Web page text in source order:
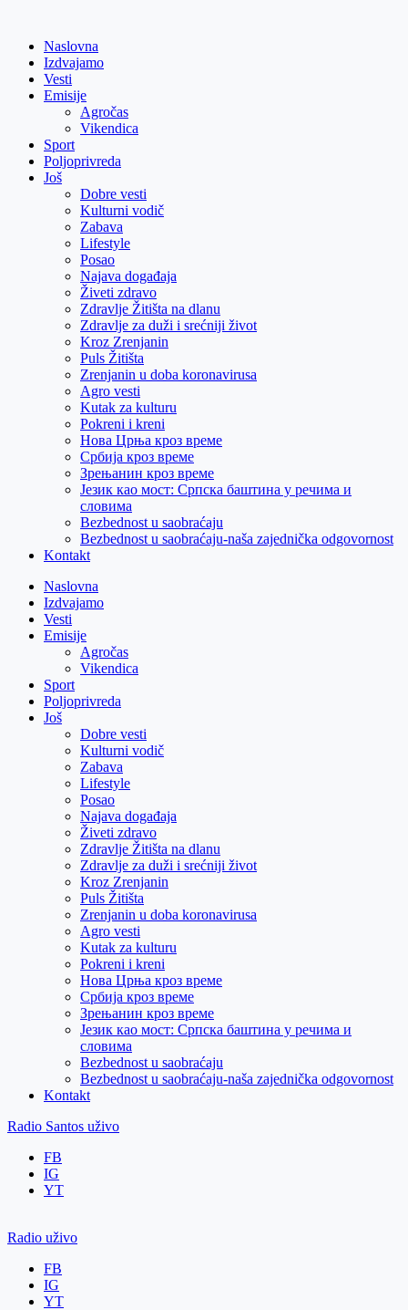
contentNaslovna
Izdvajamo
Vesti
Emisije
Agročas
Vikendica
Sport
Poljoprivreda
Još
Dobre vesti
Kulturni vodič
Zabava
Lifestyle
Posao
Najava događaja
Živeti zdravo
Zdravlje Žitišta na dlanu
Zdravlje za duži i srećniji život
Kroz Zrenjanin
Puls Žitišta
Zrenjanin u doba koronavirusa
Agro vesti
Kutak za kulturu
Pokreni i kreni
Нова Црња кроз време
Србија кроз време
Зрењанин кроз време
Језик као мост: Српска баштина у речима и
словима
Bezbednost u saobraćaju
Bezbednost u saobraćaju-naša zajednička odgovornost
Kontakt
Naslovna
Izdvajamo
Vesti
Emisije
Agročas
Vikendica
Sport
Poljoprivreda
Još
Dobre vesti
Kulturni vodič
Zabava
Lifestyle
Posao
Najava događaja
Živeti zdravo
Zdravlje Žitišta na dlanu
Zdravlje za duži i srećniji život
Kroz Zrenjanin
Puls Žitišta
Zrenjanin u doba koronavirusa
Agro vesti
Kutak za kulturu
Pokreni i kreni
Нова Црња кроз време
Србија кроз време
Зрењанин кроз време
Језик као мост: Српска баштина у речима и
словима
Bezbednost u saobraćaju
Bezbednost u saobraćaju-naša zajednička odgovornost
Kontakt
Radio Santos uživo
FB
IG
YT
Radio uživo
FB
IG
YT